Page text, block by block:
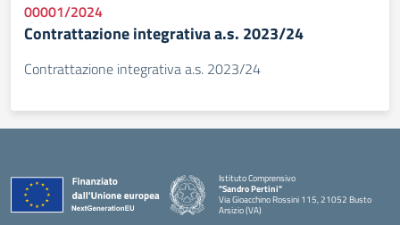
00001/2024
Contrattazione integrativa a.s. 2023/24
Contrattazione integrativa a.s. 2023/24
Istituto Comprensivo
"Sandro Pertini"
Via Gioacchino Rossini 115, 21052 Busto
Arsizio (VA)